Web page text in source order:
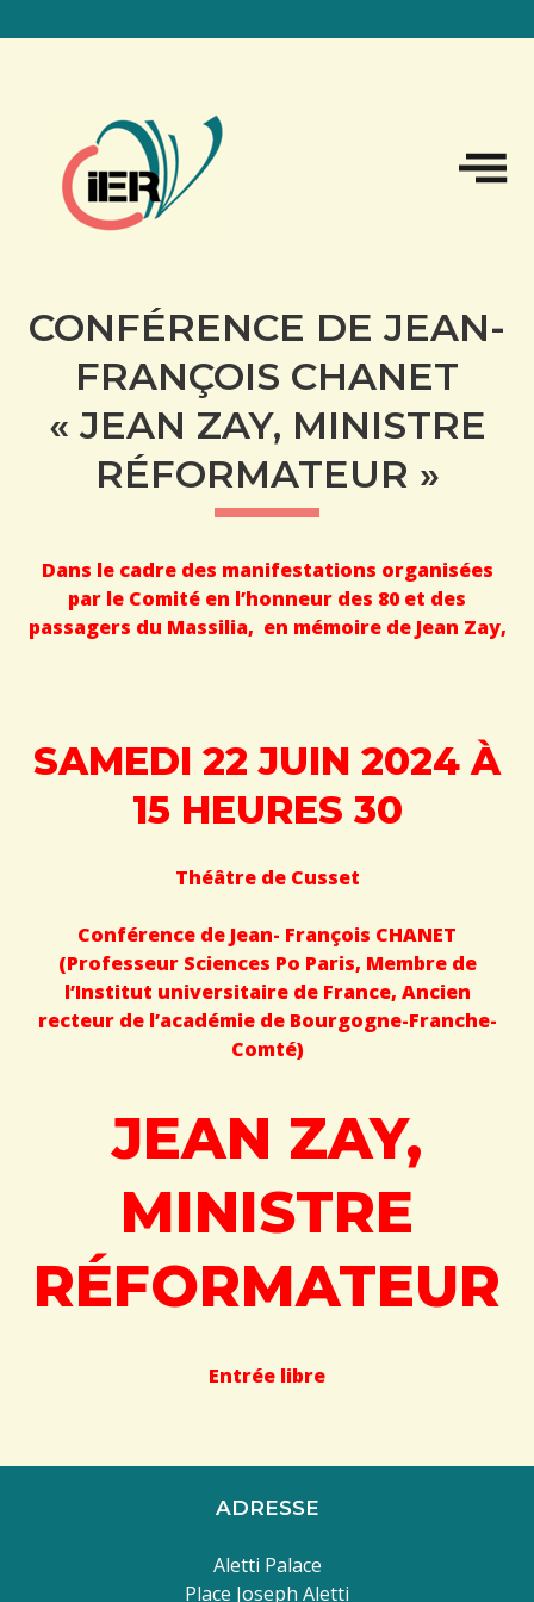
to
CONFÉRENCE DE JEAN-
FRANÇOIS CHANET
« JEAN ZAY, MINISTRE
RÉFORMATEUR »
Dans le cadre des manifestations organisées
par le Comité en l’honneur des 80 et des
passagers du Massilia, en mémoire de Jean Zay,
SAMEDI 22 JUIN 2024 À
15 HEURES 30
Théâtre de Cusset
Conférence de Jean- François CHANET
(Professeur Sciences Po Paris, Membre de
l’Institut universitaire de France, Ancien
recteur de l’académie de Bourgogne-Franche-
Comté)
JEAN ZAY,
MINISTRE
RÉFORMATEUR
Entrée libre
ADRESSE
Aletti Palace
Place Joseph Aletti